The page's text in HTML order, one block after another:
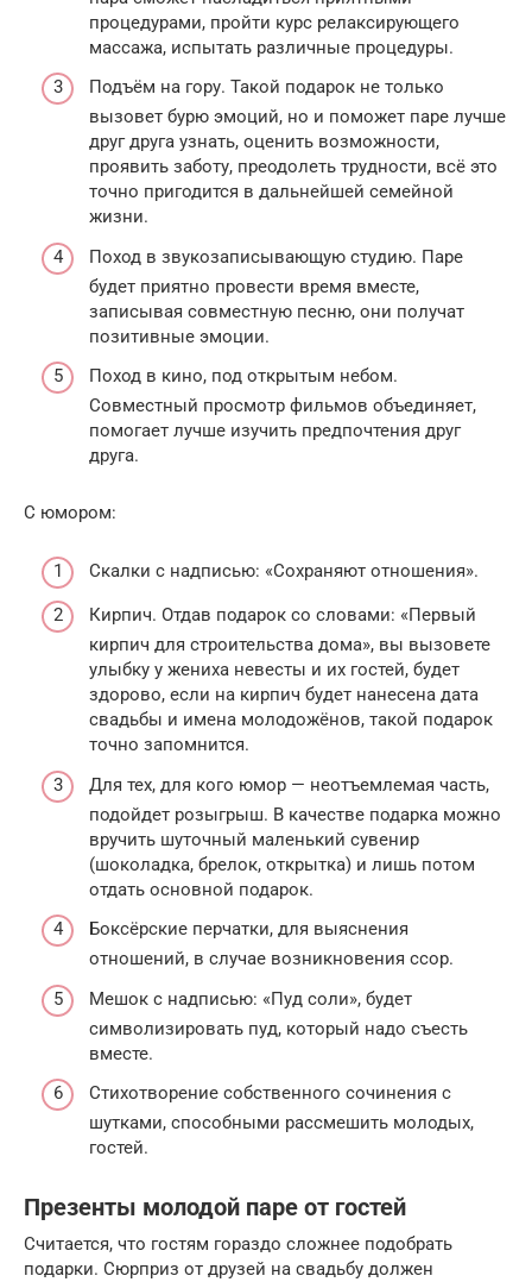
процедурами, пройти курс релаксирующего
массажа, испытать различные процедуры.
Подъём на гору. Такой подарок не только
вызовет бурю эмоций, но и поможет паре лучше
друг друга узнать, оценить возможности,
проявить заботу, преодолеть трудности, всё это
точно пригодится в дальнейшей семейной
жизни.
Поход в звукозаписывающую студию. Паре
будет приятно провести время вместе,
записывая совместную песню, они получат
позитивные эмоции.
Поход в кино, под открытым небом.
Совместный просмотр фильмов объединяет,
помогает лучше изучить предпочтения друг
друга.
С юмором:
Скалки с надписью: «Сохраняют отношения».
Кирпич. Отдав подарок со словами: «Первый
кирпич для строительства дома», вы вызовете
улыбку у жениха невесты и их гостей, будет
здорово, если на кирпич будет нанесена дата
свадьбы и имена молодожёнов, такой подарок
точно запомнится.
Для тех, для кого юмор — неотъемлемая часть,
подойдет розыгрыш. В качестве подарка можно
вручить шуточный маленький сувенир
(шоколадка, брелок, открытка) и лишь потом
отдать основной подарок.
Боксёрские перчатки, для выяснения
отношений, в случае возникновения ссор.
Мешок с надписью: «Пуд соли», будет
символизировать пуд, который надо съесть
вместе.
Стихотворение собственного сочинения с
шутками, способными рассмешить молодых,
гостей.
Презенты молодой паре от гостей
Считается, что гостям гораздо сложнее подобрать
подарки. Сюрприз от друзей на свадьбу должен